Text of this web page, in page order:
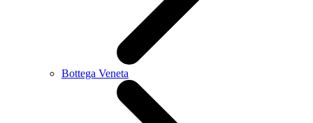
Bottega Veneta